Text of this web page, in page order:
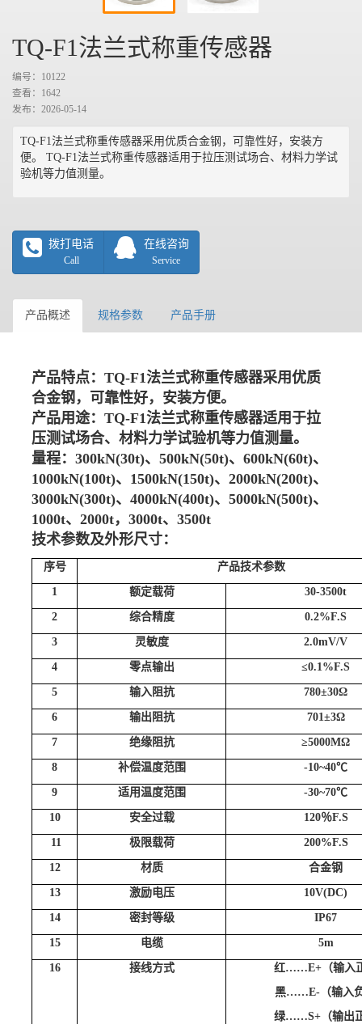
TQ-F1法兰式称重传感器
编号：10122
查看： 1642
发布：2026-05-14
TQ-F1法兰式称重传感器采用优质合金钢，可靠性好，安装方
便。 TQ-F1法兰式称重传感器适用于拉压测试场合、材料力学试
验机等力值测量。
拨打电话
Call
在线咨询
Service
产品概述 规格参数 产品手册
产品特点：TQ-F1法兰式称重传感器采用优质
合金钢，可靠性好，安装方便。
产品用途：TQ-F1法兰式称重传感器适用于拉
压测试场合、材料力学试验机等力值测量。
量程：300kN(30t)、500kN(50t)、600kN(60t)、
1000kN(100t)、1500kN(150t)、2000kN(200t)、
3000kN(300t)、4000kN(400t)、5000kN(500t)、
1000t、2000t，3000t、3500t
技术参数及外形尺寸：
序号 产品技术参数
1 额定载荷 30-3500t
2 综合精度 0.2%F.S
3 灵敏度 2.0mV/V
4 零点输出 ≤0.1%F.S
5 输入阻抗 780±30Ω
6 输出阻抗 701±3Ω
7 绝缘阻抗 ≥5000MΩ
8 补偿温度范围 -10~40℃
9 适用温度范围 -30~70℃
10 安全过载 120％F.S
11 极限载荷 200%F.S
12 材质 合金钢
13 激励电压 10V(DC)
14 密封等级 IP67
15 电缆 5m
16 接线方式
红……E+（输入
黑……E-（输入
绿……S+（输出